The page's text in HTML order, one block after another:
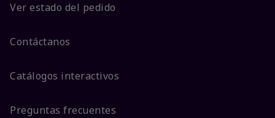
Ver estado del pedido
Contáctanos
Catálogos interactivos
Preguntas frecuentes